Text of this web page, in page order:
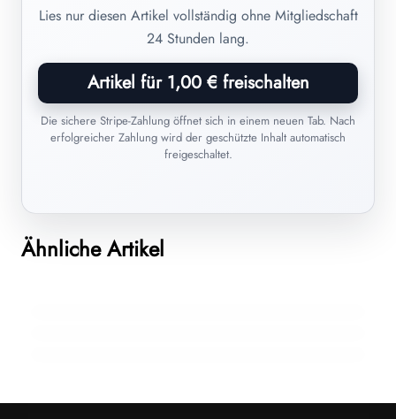
Lies nur diesen Artikel vollständig ohne Mitgliedschaft
24 Stunden lang.
Artikel für 1,00 € freischalten
Die sichere Stripe-Zahlung öffnet sich in einem neuen Tab. Nach
erfolgreicher Zahlung wird der geschützte Inhalt automatisch
freigeschaltet.
Ähnliche Artikel
15. Juli 2026
Harnwegsinfekte bei Frauen: Ursachen,
06. Juni 2026
Homöopathie im Sommer: Diese
02. Juni 2026